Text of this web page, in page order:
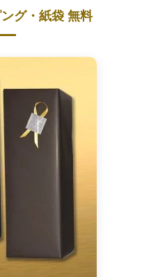
グ・紙袋 無料